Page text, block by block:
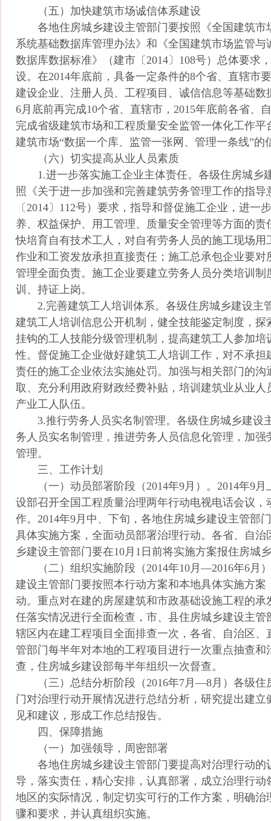
（五）加快建筑市场诚信体系建设
各地住房城乡建设主管部门要按照《全国建筑市
系统基础数据库管理办法》和《全国建筑市场监管与
数据库数据标准》（建市〔2014〕108号）总体要求
设。在2014年底前，具备一定条件的8个省、直辖市
建设企业、注册人员、工程项目、诚信信息等基础数
6月底前再完成10个省、直辖市，2015年底前各省、
完成省级建筑市场和工程质量安全监管一体化工作平
建筑市场“数据一个库、监管一张网、管理一条线”的
（六）切实提高从业人员素质
1.进一步落实施工企业主体责任。各级住房城乡
照《关于进一步加强和完善建筑劳务管理工作的指导
〔2014〕112号）要求，指导和督促施工企业，进一
养、权益保护、用工管理、质量安全管理等方面的责
快培育自有技术工人，对自有劳务人员的施工现场用
作业和工资发放承担直接责任；施工总承包企业要对
管理全面负责。施工企业要建立劳务人员分类培训制
训、持证上岗。
2.完善建筑工人培训体系。各级住房城乡建设主
建筑工人培训信息公开机制，健全技能鉴定制度，探
挂钩的工人技能分级管理机制，提高建筑工人参加培
性。督促施工企业做好建筑工人培训工作，对不承担
责任的施工企业依法实施处罚。加强与相关部门的沟
取、充分利用政府财政经费补贴，培训建筑业从业人
产业工人队伍。
3.推行劳务人员实名制管理。各级住房城乡建设
务人员实名制管理，推进劳务人员信息化管理，加强
管理。
三、工作计划
（一）动员部署阶段（2014年9月）。2014年9月
设部召开全国工程质量治理两年行动电视电话会议，
作。2014年9月中、下旬，各地住房城乡建设主管部
具体实施方案，全面动员部署治理行动。各省、自治
乡建设主管部门要在10月1日前将实施方案报住房城
（二）组织实施阶段（2014年10月—2016年6月
建设主管部门要按照本行动方案和本地具体实施方案
动。重点对在建的房屋建筑和市政基础设施工程的承
任落实情况进行全面检查，市、县住房城乡建设主管
辖区内在建工程项目全面排查一次，各省、自治区、
管部门每半年对本地的工程项目进行一次重点抽查和
查，住房城乡建设部每半年组织一次督查。
（三）总结分析阶段（2016年7月—8月）各级住
门对治理行动开展情况进行总结分析，研究提出建立
见和建议，形成工作总结报告。
四、保障措施
（一）加强领导，周密部署
各地住房城乡建设主管部门要提高对治理行动的
导，落实责任，精心安排，认真部署，成立治理行动
地区的实际情况，制定切实可行的工作方案，明确治
骤和要求，并认真组织实施。